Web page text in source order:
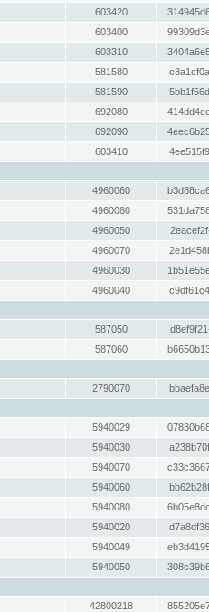
603420
603400
603310
581580
581590
692080
692090
603410
4960060
4960080
4960050
4960070
4960030
4960040
587050
587060
2790070
5940029
5940030
5940070
5940060
5940080
5940020
5940049
5940050
42800218